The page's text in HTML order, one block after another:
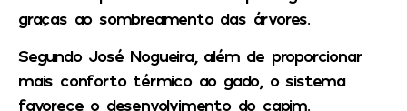
graças ao sombreamento das árvores.
Segundo José Nogueira, além de proporcionar
mais conforto térmico ao gado, o sistema
favorece o desenvolvimento do capim.